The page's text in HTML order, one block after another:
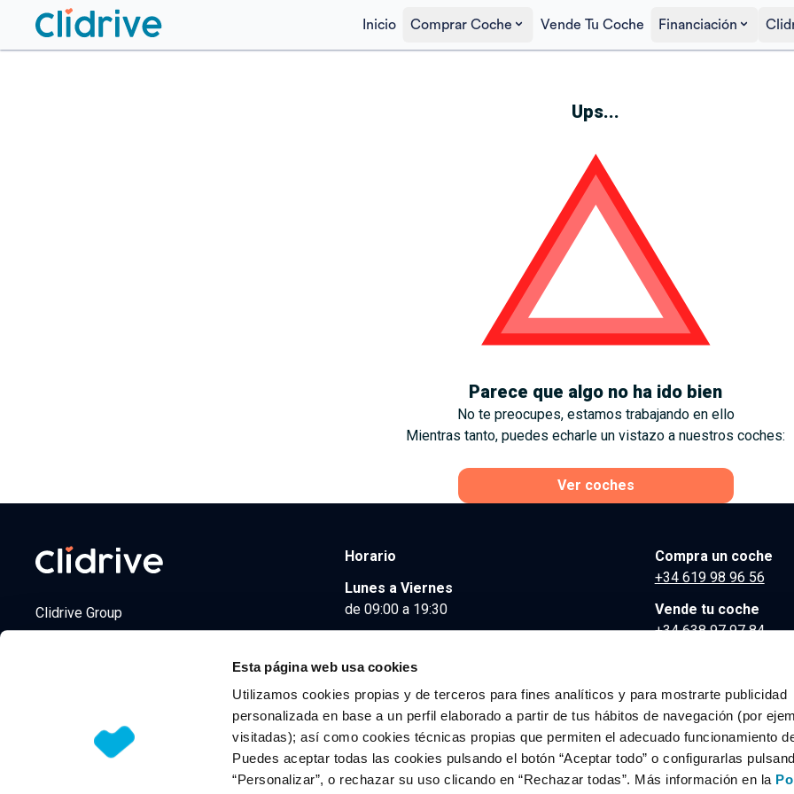
Esta página web usa cookies
Utilizamos cookies propias y de terceros para fines analíticos y para mostrarte publicidad
personalizada en base a un perfil elaborado a partir de tus hábitos de navegación (por
visitadas); así como cookies técnicas propias que permiten el adecuado funcionamiento
Puedes aceptar todas las cookies pulsando el botón “Aceptar todo” o configurarlas
“Personalizar”, o rechazar su uso clicando en “Rechazar todas”. Más información en la
Inicio Comprar Coche Vende Tu Coche Financiación
Ups...
Parece que algo no ha ido bien
No te preocupes, estamos trabajando en ello
Mientras tanto, puedes echarle un vistazo a nuestros coches:
Ver coches
Clidrive Group
Horario
Lunes a Viernes
de 09:00 a 19:30
Compra un coche
+34 619 98 96 56
Vende tu coche
+34 638 97 97 84
© 2026 CLIDRIVE CAPITAL, SOCIEDAD LIMITADA. Todos los derechos reservados.